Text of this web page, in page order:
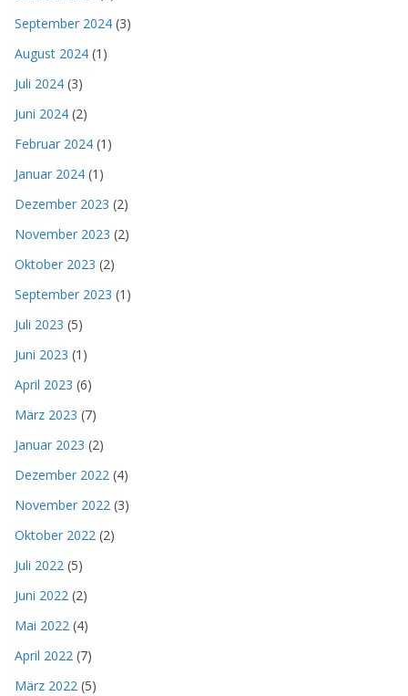
September 2024 (3)
August 2024 (1)
Juli 2024 (3)
Juni 2024 (2)
Februar 2024 (1)
Januar 2024 (1)
Dezember 2023 (2)
November 2023 (2)
Oktober 2023 (2)
September 2023 (1)
Juli 2023 (5)
Juni 2023 (1)
April 2023 (6)
März 2023 (7)
Januar 2023 (2)
Dezember 2022 (4)
November 2022 (3)
Oktober 2022 (2)
Juli 2022 (5)
Juni 2022 (2)
Mai 2022 (4)
April 2022 (7)
März 2022 (5)